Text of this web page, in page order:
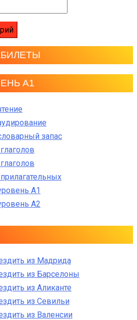
А1
запас
A1
A2
из Мадрида
из Барселоны
из Аликанте
из Севильи
из Валенсии